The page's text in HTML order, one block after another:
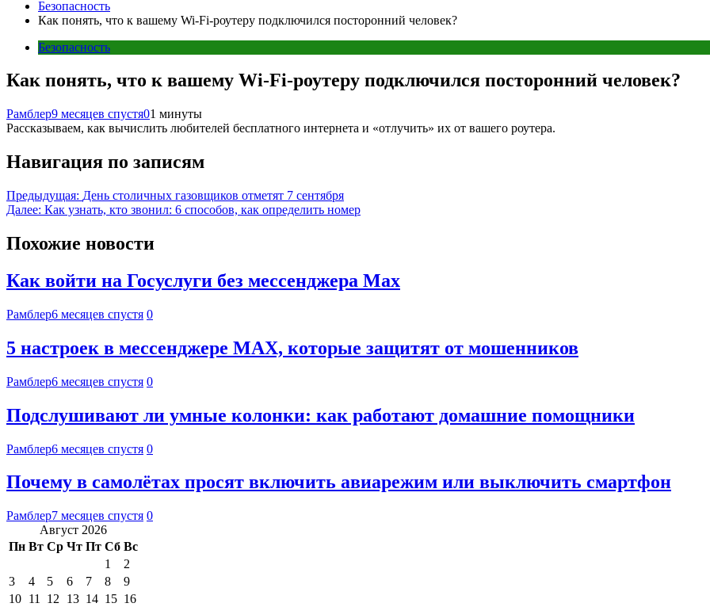
Безопасность
Как понять, что к вашему Wi-Fi-роутеру подключился посторонний человек?
Безопасность
Как понять, что к вашему Wi-Fi-роутеру подключился посторонний человек?
Рамблер9 месяцев спустя01 минуты
Рассказываем, как вычислить любителей бесплатного интернета и «отлучить» их от вашего роутера.
Навигация по записям
Предыдущая: День столичных газовщиков отметят 7 сентября
Далее: Как узнать, кто звонил: 6 способов, как определить номер
Похожие новости
Как войти на Госуслуги без мессенджера Max
Рамблер6 месяцев спустя 0
5 настроек в мессенджере MAX, которые защитят от мошенников
Рамблер6 месяцев спустя 0
Подслушивают ли умные колонки: как работают домашние помощники
Рамблер6 месяцев спустя 0
Почему в самолётах просят включить авиарежим или выключить смартфон
Рамблер7 месяцев спустя 0
Август 2026
Пн Вт Ср Чт Пт Сб Вс
1
2
3
4 5 6 7 8
9
10 11 12 13 14 15 16